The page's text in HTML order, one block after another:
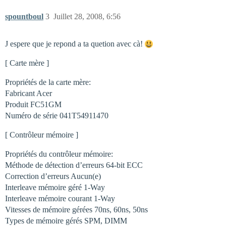
spountboul Juillet 28, 2008, 6:56
3
J espere que je repond a ta quetion avec cà!
[ Carte mère ]
Propriétés de la carte mère:
Fabricant Acer
Produit FC51GM
Numéro de série 041T54911470
[ Contrôleur mémoire ]
Propriétés du contrôleur mémoire:
Méthode de détection d’erreurs 64-bit ECC
Correction d’erreurs Aucun(e)
Interleave mémoire géré 1-Way
Interleave mémoire courant 1-Way
Vitesses de mémoire gérées 70ns, 60ns, 50ns
Types de mémoire gérés SPM, DIMM